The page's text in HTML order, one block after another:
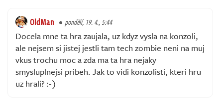
OldMan pondělí, 19. 4., 5:44
Docela mne ta hra zaujala, uz kdyz vysla na konzoli,
ale nejsem si jistej jestli tam tech zombie neni na muj
vkus trochu moc a zda ma ta hra nejaky
smysluplnejsi pribeh. Jak to vidi konzolisti, kteri hru
uz hrali? :-)